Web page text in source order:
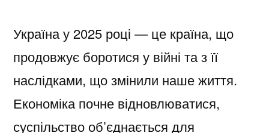
Україна у 2025 році — це країна, що
продовжує боротися у війні та з її
наслідками, що змінили наше життя.
Економіка почне відновлюватися,
суспільство об’єднається для